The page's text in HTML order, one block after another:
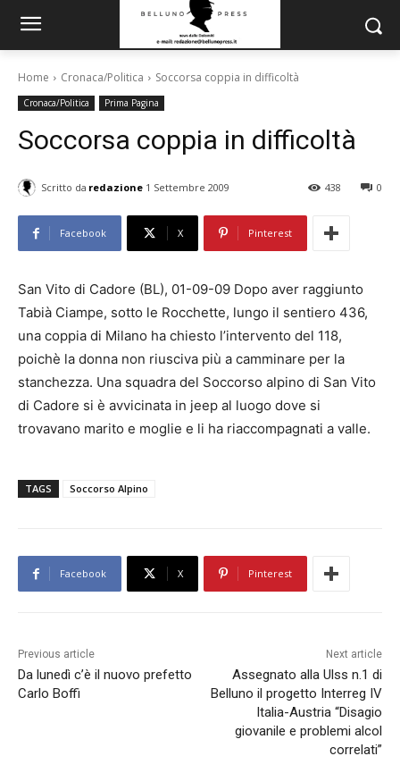
Home Cronaca/Politica Soccorsa coppia in difficoltà
Cronaca/Politica Prima Pagina
Soccorsa coppia in difficoltà
Scritto da redazione 1 Settembre 2009 0
438
Facebook X Pinterest
San Vito di Cadore (BL), 01-09-09 Dopo aver raggiunto
Tabià Ciampe, sotto le Rocchette, lungo il sentiero 436,
una coppia di Milano ha chiesto l’intervento del 118,
poichè la donna non riusciva più a camminare per la
stanchezza. Una squadra del Soccorso alpino di San Vito
di Cadore si è avvicinata in jeep al luogo dove si
trovavano marito e moglie e li ha riaccompagnati a valle.
TAGS Soccorso Alpino
Facebook X Pinterest
Previous article
Da lunedì c’è il nuovo prefetto
Carlo Boffi
Next article
Assegnato alla Ulss n.1 di
Belluno il progetto Interreg IV
Italia-Austria “Disagio
giovanile e problemi alcol
correlati”